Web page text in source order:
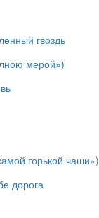
гвоздь
мерой»)
горькой чаши»)
дорога